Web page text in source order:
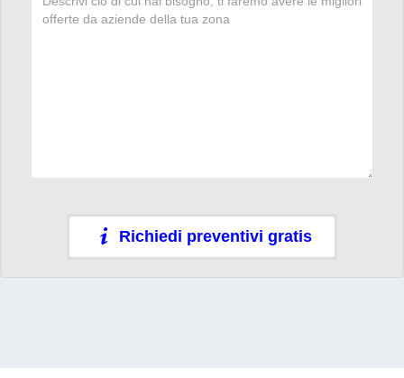
Richiedi preventivi gratis